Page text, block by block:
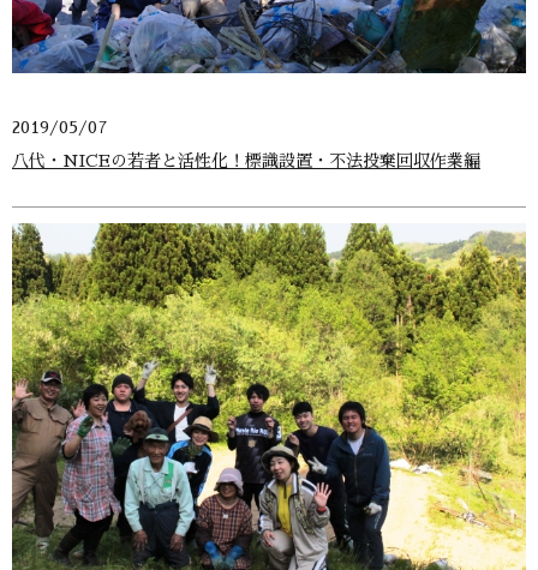
2019/05/07
八代・NICEの若者と活性化！標識設置・不法投棄回収作業編